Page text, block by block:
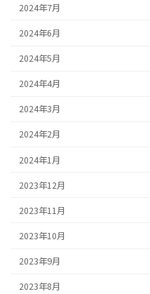
2024年7月
2024年6月
2024年5月
2024年4月
2024年3月
2024年2月
2024年1月
2023年12月
2023年11月
2023年10月
2023年9月
2023年8月